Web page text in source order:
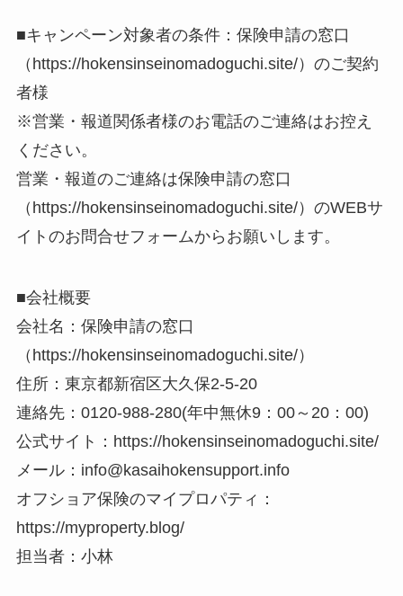
■キャンペーン対象者の条件：保険申請の窓口
（https://hokensinseinomadoguchi.site/）のご契約
者様
※営業・報道関係者様のお電話のご連絡はお控え
ください。
営業・報道のご連絡は保険申請の窓口
（https://hokensinseinomadoguchi.site/）のWEBサ
イトのお問合せフォームからお願いします。
■会社概要
会社名：保険申請の窓口
（https://hokensinseinomadoguchi.site/）
住所：東京都新宿区大久保2-5-20
連絡先：0120-988-280(年中無休9：00～20：00)
公式サイト：https://hokensinseinomadoguchi.site/
メール：info@kasaihokensupport.info
オフショア保険のマイプロパティ：
https://myproperty.blog/
担当者：小林